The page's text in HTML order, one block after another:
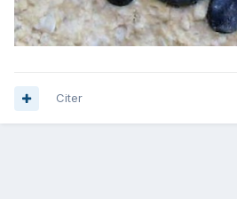
Citer